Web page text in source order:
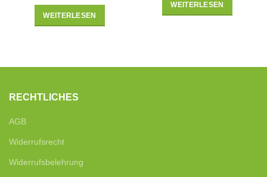
WEITERLESEN
WEITERLESEN
RECHTLICHES
AGB
Widerrufsrecht
Widerrufsbelehrung